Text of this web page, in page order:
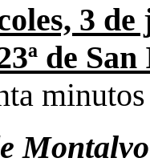
3 de
de
Montalvo